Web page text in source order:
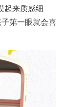
起来质感细
第一眼就会喜